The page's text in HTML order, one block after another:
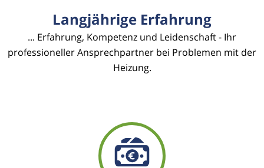
Langjährige Erfahrung
... Erfahrung, Kompetenz und Leidenschaft - Ihr
professioneller Ansprechpartner bei Problemen mit der
Heizung.